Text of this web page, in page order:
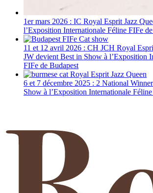
1er mars 2026 : IC Royal Esprit Jazz
l’Exposition Internationale Féline FIFe
11 et 12 avril 2026 : CH JCH Royal
JW devient Best in Show à l’Exposition
FIFe de Budapest
6 et 7 décembre 2025 : 2 National
Show à l’Exposition Internationale